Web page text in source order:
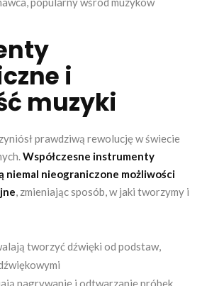
i
muzyki
prawdziwą rewolucję w świecie
Współczesne instrumenty
nieograniczone możliwości
, zmieniając sposób, w jaki tworzymy i
tworzyć dźwięki od podstaw,
nagrywanie i odtwarzanie próbek